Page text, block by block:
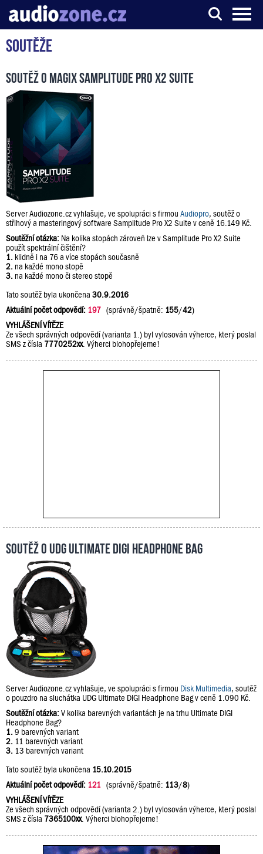
Server o digitálním zpracování zvuku
Soutěže
Soutěž o Magix Samplitude Pro X2 Suite
Server Audiozone.cz vyhlašuje, ve spolupráci s firmou Audiopro, soutěž o
střihový a masteringový software Samplitude Pro X2 Suite v ceně 16.149 Kč.
Soutěžní otázka: Na kolika stopách zároveň lze v Samplitude Pro X2 Suite
použít spektrální čištění?
1. klidně i na 76 a více stopách současně
2. na každé mono stopě
3. na každé mono či stereo stopě
Tato soutěž byla ukončena 30.9.2016
Aktuální počet odpovědí: 197 (správně/špatně: 155/42)
VYHLÁŠENÍ VÍTĚZE
Ze všech správných odpovědí (varianta 1.) byl vylosován výherce, který poslal
SMS z čísla 7770252xx. Výherci blohopřejeme!
Soutěž o UDG Ultimate DIGI Headphone Bag
Server Audiozone.cz vyhlašuje, ve spolupráci s firmou Disk Multimedia, soutěž
o pouzdro na sluchátka UDG Ultimate DIGI Headphone Bag v ceně 1.090 Kč.
Soutěžní otázka:V kolika barevných variantách je na trhu Ultimate DIGI
Headphone Bag?
1. 9 barevných variant
2. 11 barevných variant
3. 13 barevných variant
Tato soutěž byla ukončena 15.10.2015
Aktuální počet odpovědí: 121 (správně/špatně: 113/8)
VYHLÁŠENÍ VÍTĚZE
Ze všech správných odpovědí (varianta 2.) byl vylosován výherce, který poslal
SMS z čísla 7365100xx. Výherci blohopřejeme!